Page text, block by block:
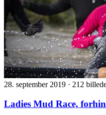
28. september 2019 · 212
Ladies Mud Race,